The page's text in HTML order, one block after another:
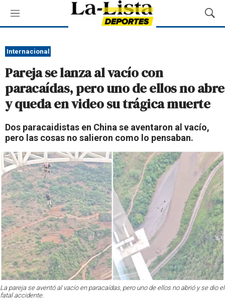
M
e
ú
M
o
B
ú
d
a
Internacional
Pareja se lanza al vacío con
paracaídas, pero uno de ellos no abre
y queda en video su trágica muerte
Dos paracaidistas en China se aventaron al vacío,
pero las cosas no salieron como lo pensaban.
La pareja se aventó al vacío en paracaídas, pero uno de ellos no abrió y se dio el
fatal accidente.